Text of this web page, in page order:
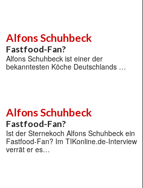
Alfons Schuhbeck
Fastfood-Fan?
Alfons Schuhbeck ist einer der
bekanntesten Köche Deutschlands …
Alfons Schuhbeck
Fastfood-Fan?
Ist der Sternekoch Alfons Schuhbeck ein
Fastfood-Fan? Im TIKonline.de-Interview
verrät er es…